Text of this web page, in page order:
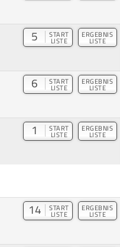
5 START
LISTE
ERGEBNIS
LISTE
6 START
LISTE
ERGEBNIS
LISTE
1 START
LISTE
ERGEBNIS
LISTE
14 START
LISTE
ERGEBNIS
LISTE